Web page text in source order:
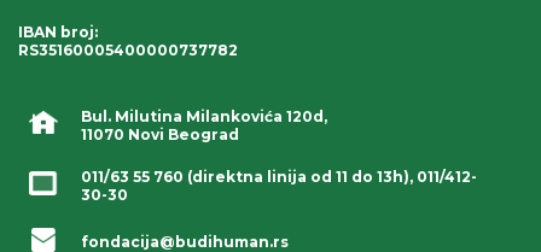
Bul. Milutina Milankovića 120d,
11070 Novi Beograd
011/63 55 760 (direktna linija od 11 do 13h), 011/412-
30-30
fondacija@budihuman.rs
IBAN broj:
RS35160005400000737782